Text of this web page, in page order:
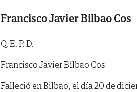
Francisco Javier Bilbao Cos
Q. E. P. D.
Francisco Javier Bilbao Cos
Falleció en Bilbao, el día 20 de